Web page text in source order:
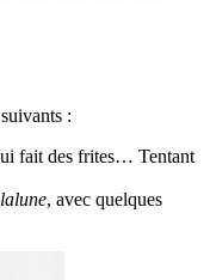
:
fait des frites… Tentant
, avec quelques